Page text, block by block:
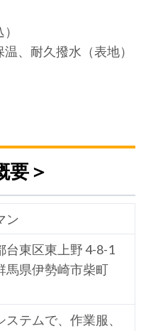
、耐久撥水（表地）
要＞
ン
台東区東上野 4-8-1
馬県伊勢崎市柴町
テムで、作業服、